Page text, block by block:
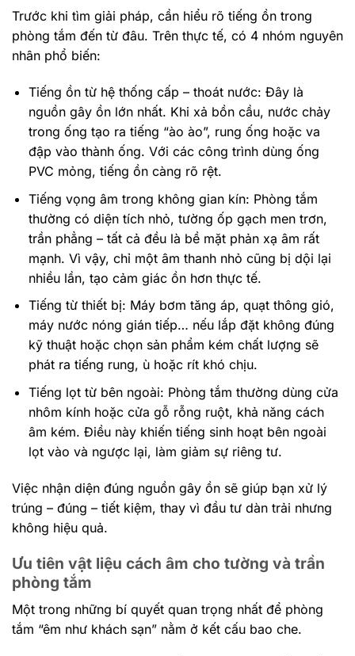
Trước khi tìm giải pháp, cần hiểu rõ tiếng ồn trong
phòng tắm đến từ đâu. Trên thực tế, có 4 nhóm nguyên
nhân phổ biến:
Tiếng ồn từ hệ thống cấp – thoát nước: Đây là
nguồn gây ồn lớn nhất. Khi xả bồn cầu, nước chảy
trong ống tạo ra tiếng “ào ào”, rung ống hoặc va
đập vào thành ống. Với các công trình dùng ống
PVC mỏng, tiếng ồn càng rõ rệt.
Tiếng vọng âm trong không gian kín: Phòng tắm
thường có diện tích nhỏ, tường ốp gạch men trơn,
trần phẳng – tất cả đều là bề mặt phản xạ âm rất
mạnh. Vì vậy, chỉ một âm thanh nhỏ cũng bị dội lại
nhiều lần, tạo cảm giác ồn hơn thực tế.
Tiếng từ thiết bị: Máy bơm tăng áp, quạt thông gió,
máy nước nóng gián tiếp… nếu lắp đặt không đúng
kỹ thuật hoặc chọn sản phẩm kém chất lượng sẽ
phát ra tiếng rung, ù hoặc rít khó chịu.
Tiếng lọt từ bên ngoài: Phòng tắm thường dùng cửa
nhôm kính hoặc cửa gỗ rỗng ruột, khả năng cách
âm kém. Điều này khiến tiếng sinh hoạt bên ngoài
lọt vào và ngược lại, làm giảm sự riêng tư.
Việc nhận diện đúng nguồn gây ồn sẽ giúp bạn xử lý
trúng – đúng – tiết kiệm, thay vì đầu tư dàn trải nhưng
không hiệu quả.
Ưu tiên vật liệu cách âm cho tường và trần
phòng tắm
Một trong những bí quyết quan trọng nhất để phòng
tắm “êm như khách sạn” nằm ở kết cấu bao che.